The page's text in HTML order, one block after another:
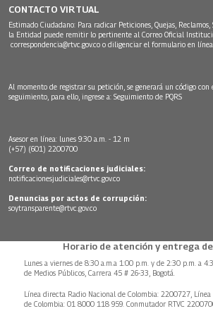
CONTACTO VIRTUAL
Estimado Ciudadano: Para radicar Peticiones, Quejas,
la Entidad puede remitir lo pertinente al Correo Oficial
correspondencia@rtvc.gov.co o diligenciar el formulario en
Al momento de registrar su petición, se generará un código
seguimiento, para ello, ingrese a: Seguimiento de PQRS
Asesor en línea: lunes 9:30 a.m. - 12 m
(+57) (601) 2200700
Correo de notificaciones judiciales:
notificacionesjudiciales@rtvc.gov.co
Denuncias por actos de corrupción:
soytransparente@rtvc.gov.co
Horario de atención y entrega
Lunes a viernes de 8:30 a.m.a 1:00 p.m. y de 2:30 p.m. a
de Medios Públicos, Carrera 45 # 26-33, Bogotá.
Línea directa Radio Nacional de Colombia: 2200727,
de Colombia: 01 8000 118 959. Conmutador RTVC